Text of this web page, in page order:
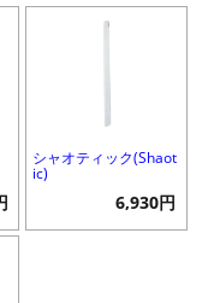
シャオティック(Shaot
ic)
6,930円